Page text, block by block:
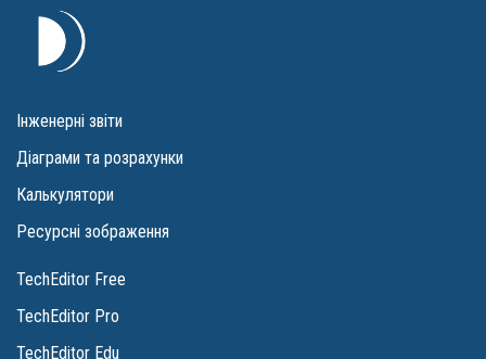
Інженерні звіти
Діаграми та розрахунки
Калькулятори
Ресурсні зображення
TechEditor Free
TechEditor Pro
TechEditor Edu